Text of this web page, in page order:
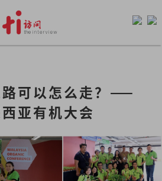
可以怎么走？——
亚有机大会